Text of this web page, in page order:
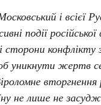
і всієї
події
сторони конфлікту
уникнути жертв
вторгнення
не лише не